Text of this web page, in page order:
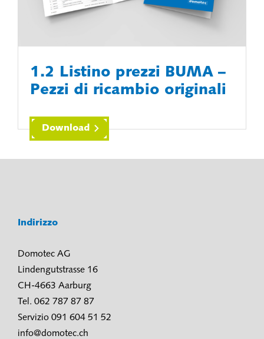
1.2 Listino prezzi BUMA –
Pezzi di ricambio originali
Download
Indirizzo
Domotec AG
Lindengutstrasse 16
CH-4663 Aarburg
Tel. 062 787 87 87
Servizio 091 604 51 52
info@domotec.ch